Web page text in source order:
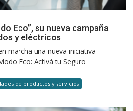
Eco”, su nueva campaña
y eléctricos
marcha una nueva iniciativa
Eco: Activá tu Seguro
de productos y servicios